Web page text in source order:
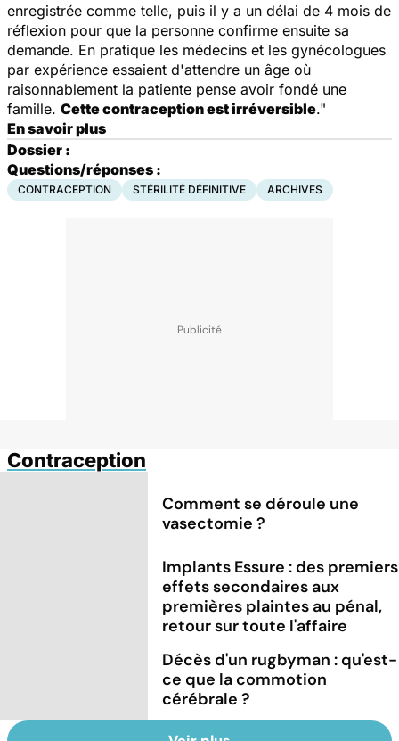
enregistrée comme telle, puis il y a un délai de 4 mois de
réflexion pour que la personne confirme ensuite sa
demande. En pratique les médecins et les gynécologues
par expérience essaient d'attendre un âge où
raisonnablement la patiente pense avoir fondé une
famille. Cette contraception est irréversible."
En savoir plus
Dossier :
Questions/réponses :
CONTRACEPTION STÉRILITÉ DÉFINITIVE ARCHIVES
Contraception
Comment se déroule une
vasectomie ?
Implants Essure : des premiers
effets secondaires aux
premières plaintes au pénal,
retour sur toute l'affaire
Décès d'un rugbyman : qu'est-
ce que la commotion
cérébrale ?